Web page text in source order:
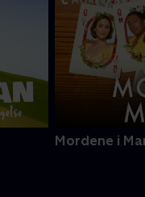
Mordene i